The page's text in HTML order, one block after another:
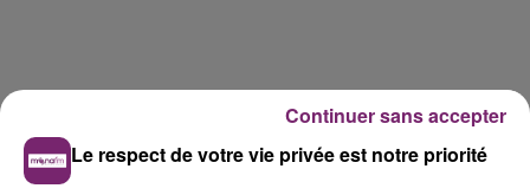
Le respect de votre vie privée est notre priorité
Continuer sans accepter